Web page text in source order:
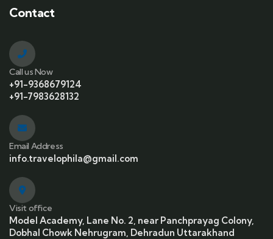
Contact
Call us Now
+91-9368679124
+91-7983628132
Email Address
info.travelophila@gmail.com
Visit office
Model Academy, Lane No. 2, near Panchprayag Colony,
Dobhal Chowk Nehrugram, Dehradun Uttarakhand